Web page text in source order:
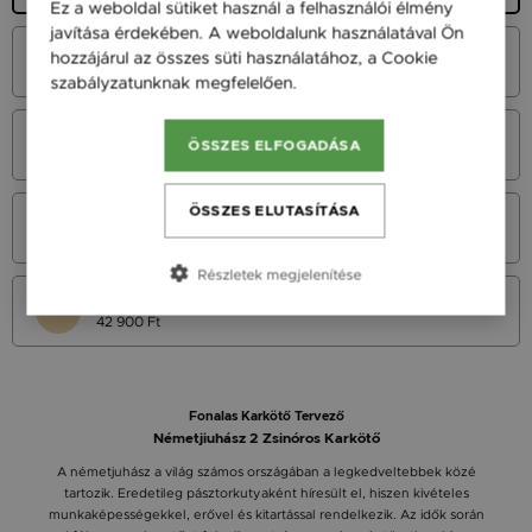
Fehér Arany 14K
49 900 Ft
Sárga Arany 14K
42 900 Ft
Fonalas Karkötő Tervező
Németjiuhász 2 Zsinóros Karkötő
A németjuhász a világ számos országában a legkedveltebbek közé
tartozik. Eredetileg pásztorkutyaként híresült el, hiszen kivételes
munkaképességekkel, erővel és kitartással rendelkezik. Az idők során
Ez a weboldal sütiket használ a felhasználói élmény
javítása érdekében. A weboldalunk használatával Ön
hozzájárul az összes süti használatához, a Cookie
szabályzatunknak megfelelően.
ÖSSZES ELFOGADÁSA
ÖSSZES ELUTASÍTÁSA
Részletek megjelenítése